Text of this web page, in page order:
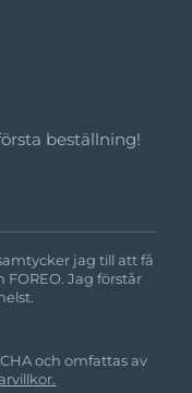
beställning!
jag till att få
Jag förstår
och omfattas av